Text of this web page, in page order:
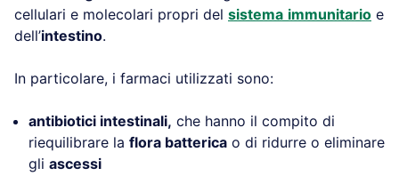
cellulari e molecolari propri del sistema immunitario e
dell’intestino.
In particolare, i farmaci utilizzati sono:
antibiotici intestinali, che hanno il compito di
riequilibrare la flora batterica o di ridurre o eliminare
gli ascessi